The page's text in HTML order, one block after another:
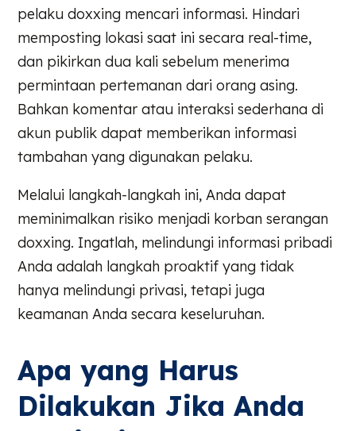
pelaku doxxing mencari informasi. Hindari
memposting lokasi saat ini secara real-time,
dan pikirkan dua kali sebelum menerima
permintaan pertemanan dari orang asing.
Bahkan komentar atau interaksi sederhana di
akun publik dapat memberikan informasi
tambahan yang digunakan pelaku.
Melalui langkah-langkah ini, Anda dapat
meminimalkan risiko menjadi korban serangan
doxxing. Ingatlah, melindungi informasi pribadi
Anda adalah langkah proaktif yang tidak
hanya melindungi privasi, tetapi juga
keamanan Anda secara keseluruhan.
Apa yang Harus
Dilakukan Jika Anda